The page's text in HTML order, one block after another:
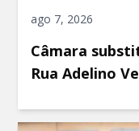
ago 7, 2026
Câmara
Rua Adelino